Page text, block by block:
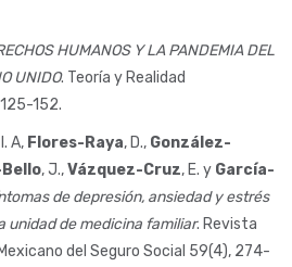
HUMANOS Y LA PANDEMIA DEL
UNIDO. Teoría y Realidad
152.
A, Flores-Raya, D., González-
Bello, J.,Vázquez-Cruz, E. y García-
de depresión, ansiedad y estrés
unidad de medicina familiar. Revista
del Seguro Social 59(4), 274-